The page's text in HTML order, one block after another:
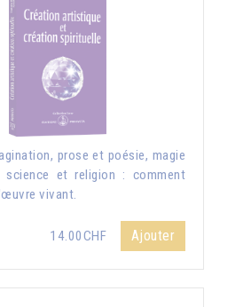
prose et poésie, magie
science et religion : comment
vivant.
14.00CHF Ajouter